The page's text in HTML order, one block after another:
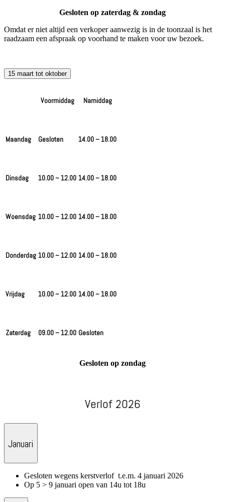
Gesloten op zaterdag & zondag
Omdat er niet altijd een verkoper aanwezig is in de toonzaal is het
raadzaam een afspraak op voorhand te maken voor uw bezoek.
15 maart tot oktober
Voormiddag Namiddag
Maandag Gesloten 14.00 – 18.00
Dinsdag 10.00 – 12.00 14.00 – 18.00
Woensdag 10.00 – 12.00 14.00 – 18.00
Donderdag 10.00 – 12.00 14.00 – 18.00
Vrijdag 10.00 – 12.00 14.00 – 18.00
Zaterdag 09.00 – 12.00 Gesloten
Gesloten op zondag
Verlof 2026
Januari
Gesloten wegens kerstverlof t.e.m. 4 januari 2026
Op 5 > 9 januari open van 14u tot 18u